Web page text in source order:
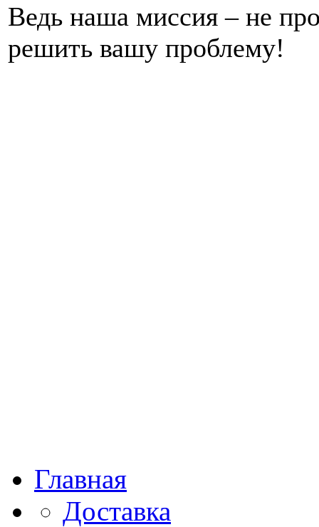
Ведь наша миссия – не
решить вашу проблему!
Главная
Доставка